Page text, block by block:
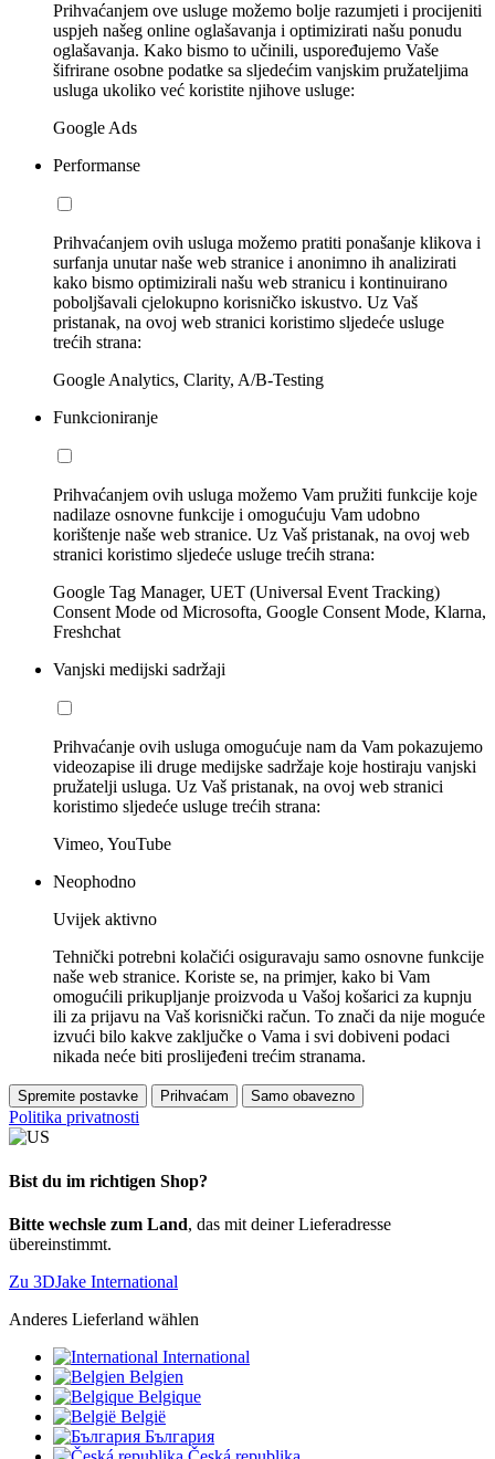
Prihvaćanjem ove usluge možemo bolje razumjeti i procijeniti
uspjeh našeg online oglašavanja i optimizirati našu ponudu
oglašavanja. Kako bismo to učinili, uspoređujemo Vaše
šifrirane osobne podatke sa sljedećim vanjskim pružateljima
usluga ukoliko već koristite njihove usluge:
Google Ads
Performanse
Prihvaćanjem ovih usluga možemo pratiti ponašanje klikova i
surfanja unutar naše web stranice i anonimno ih analizirati
kako bismo optimizirali našu web stranicu i kontinuirano
poboljšavali cjelokupno korisničko iskustvo. Uz Vaš
pristanak, na ovoj web stranici koristimo sljedeće usluge
trećih strana:
Google Analytics, Clarity, A/B-Testing
Funkcioniranje
Prihvaćanjem ovih usluga možemo Vam pružiti funkcije koje
nadilaze osnovne funkcije i omogućuju Vam udobno
korištenje naše web stranice. Uz Vaš pristanak, na ovoj web
stranici koristimo sljedeće usluge trećih strana:
Google Tag Manager, UET (Universal Event Tracking)
Consent Mode od Microsofta, Google Consent Mode, Klarna,
Freshchat
Vanjski medijski sadržaji
Prihvaćanje ovih usluga omogućuje nam da Vam pokazujemo
videozapise ili druge medijske sadržaje koje hostiraju vanjski
pružatelji usluga. Uz Vaš pristanak, na ovoj web stranici
koristimo sljedeće usluge trećih strana:
Vimeo, YouTube
Neophodno
Uvijek aktivno
Tehnički potrebni kolačići osiguravaju samo osnovne funkcije
naše web stranice. Koriste se, na primjer, kako bi Vam
omogućili prikupljanje proizvoda u Vašoj košarici za kupnju
ili za prijavu na Vaš korisnički račun. To znači da nije moguće
izvući bilo kakve zaključke o Vama i svi dobiveni podaci
nikada neće biti proslijeđeni trećim stranama.
Spremite postavke Prihvaćam Samo obavezno
Politika privatnosti
Bist du im richtigen Shop?
Bitte wechsle zum Land, das mit deiner Lieferadresse
übereinstimmt.
Zu 3DJake International
Anderes Lieferland wählen
International
Belgien
Belgique
België
България